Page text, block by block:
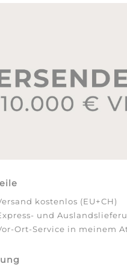
kostenlos (EU+CH)
und
Ort-Service in meinem